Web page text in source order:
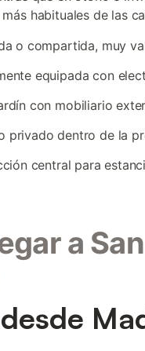
habituales de las
o compartida, muy
equipada con
con mobiliario
privado dentro de la
central para
a